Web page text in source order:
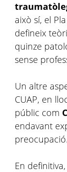
això sí, el
defineix
quinze
sense
Un altre
CUAP, en
públic com
endavant
preocupació.
En